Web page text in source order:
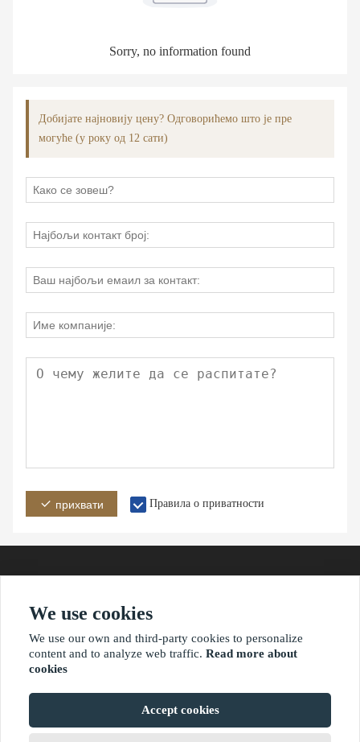
Sorry, no information found
Добијате најновију цену? Одговорићемо што је пре
могуће (у року од 12 сати)
прихвати Правила о приватности
Адреса
?2021 ваимаониу.нет
We use cookies
We use our own and third-party cookies to personalize
content and to analyze web traffic. Read more about
cookies
Accept cookies